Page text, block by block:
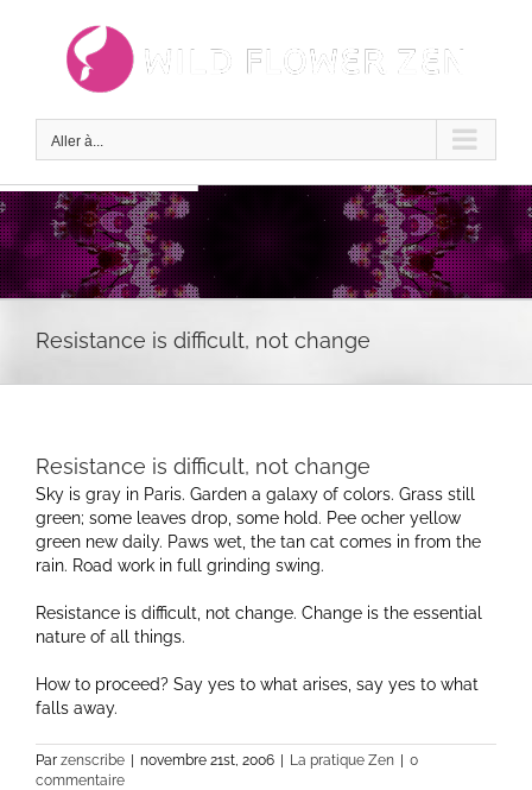
Aller à...
Resistance is difficult, not change
Resistance is difficult, not change
Sky is gray in Paris. Garden a galaxy of colors. Grass still
green; some leaves drop, some hold. Pee ocher yellow
green new daily. Paws wet, the tan cat comes in from the
rain. Road work in full grinding swing.
Resistance is difficult, not change. Change is the essential
nature of all things.
How to proceed? Say yes to what arises, say yes to what
falls away.
Par zenscribe novembre 21st, 2006 La pratique Zen
0
commentaire